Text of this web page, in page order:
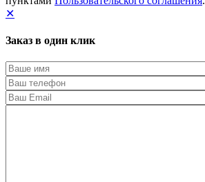
✕
Заказ в один клик